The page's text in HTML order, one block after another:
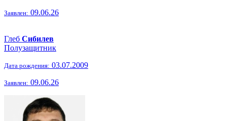
Заявлен: 09.06.26
Глеб Сибилев
Полузащитник
Дата рождения: 03.07.2009
Заявлен: 09.06.26